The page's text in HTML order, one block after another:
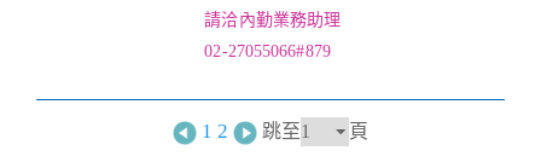
請洽內勤業務助理
02-27055066#879
1 2 跳至 頁